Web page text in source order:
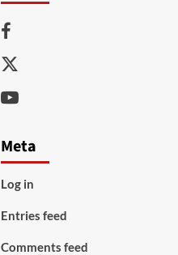
Facebook
Twitter
Youtube
Meta
Log in
Entries feed
Comments feed